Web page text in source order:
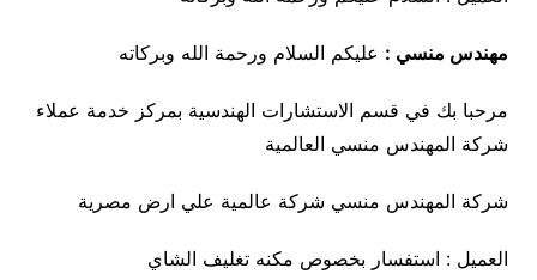
مهندس منسي : عليكم السلام ورحمة الله وبركاته
مرحبا بك في قسم الاستشارات الهندسية بمركز خدمة عملاء
شركة المهندس منسي العالمية
شركة المهندس منسي شركة عالمية علي ارض مصرية
العميل : استفسار بخصوص مكنه تغليف الشاي